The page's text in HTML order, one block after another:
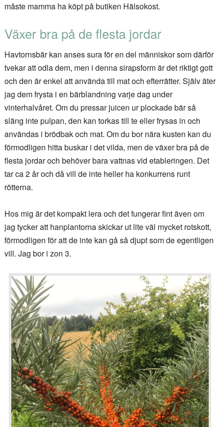
måste mamma ha köpt på butiken Hälsokost.
Växer bra på de flesta jordar
Havtornsbär kan anses sura för en del människor som därför
tvekar att odla dem, men i denna sirapsform är det riktigt gott
och den är enkel att använda till mat och efterrätter. Själv äter
jag dem frysta i en bärblandning varje dag under
vinterhalvåret. Om du pressar juicen ur plockade bär så
släng inte pulpan, den kan torkas till te eller frysas in och
användas i brödbak och mat. Om du bor nära kusten kan du
förmodligen hitta buskar i det vilda, men de växer bra på de
flesta jordar och behöver bara vattnas vid etableringen. Det
tar ca 2 år och då vill de inte heller ha konkurrens runt
rötterna.
Hos mig är det kompakt lera och det fungerar fint även om
jag tycker att hanplantorna skickar ut lite väl mycket rotskott,
förmodligen för att de inte kan gå så djupt som de egentligen
vill. Jag bor i zon 3.